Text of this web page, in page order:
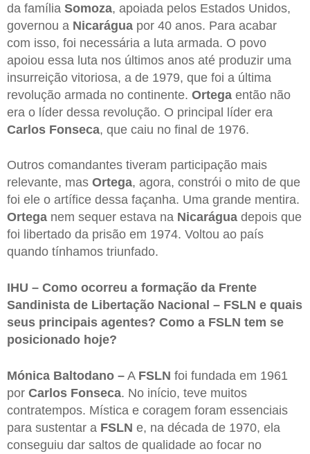
da família Somoza, apoiada pelos Estados Unidos,
governou a Nicarágua por 40 anos. Para acabar
com isso, foi necessária a luta armada. O povo
apoiou essa luta nos últimos anos até produzir uma
insurreição vitoriosa, a de 1979, que foi a última
revolução armada no continente. Ortega então não
era o líder dessa revolução. O principal líder era
Carlos Fonseca, que caiu no final de 1976.
Outros comandantes tiveram participação mais
relevante, mas Ortega, agora, constrói o mito de que
foi ele o artífice dessa façanha. Uma grande mentira.
Ortega nem sequer estava na Nicarágua depois que
foi libertado da prisão em 1974. Voltou ao país
quando tínhamos triunfado.
IHU – Como ocorreu a formação da Frente
Sandinista de Libertação Nacional – FSLN e quais
seus principais agentes? Como a FSLN tem se
posicionado hoje?
Mónica Baltodano – A FSLN foi fundada em 1961
por Carlos Fonseca. No início, teve muitos
contratempos. Mística e coragem foram essenciais
para sustentar a FSLN e, na década de 1970, ela
conseguiu dar saltos de qualidade ao focar no